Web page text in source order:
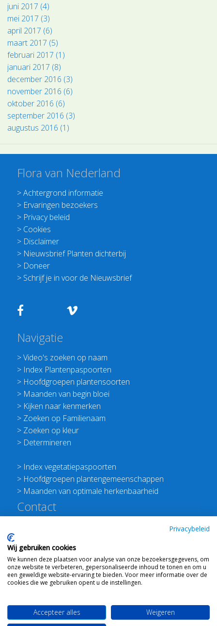
juni 2017 (4)
mei 2017 (3)
april 2017 (6)
maart 2017 (5)
februari 2017 (1)
januari 2017 (8)
december 2016 (3)
november 2016 (6)
oktober 2016 (6)
september 2016 (3)
augustus 2016 (1)
Flora van Nederland
>Achtergrond informatie
> Ervaringen bezoekers
> Privacy beleid
> Cookies
> Disclaimer
> Nieuwsbrief Planten dichterbij
> Doneer
> Schrijf je in voor de Nieuwsbrief
Navigatie
>Video's zoeken op naam
> Index Plantenpaspoorten
> Hoofdgroepen plantensoorten
> Maanden van begin bloei
> Kijken naar kenmerken
> Zoeken op Familienaam
> Zoeken op kleur
> Determineren
> Index vegetatiepaspoorten
> Hoofdgroepen plantengemeenschappen
> Maanden van optimale herkenbaarheid
Contact
E:info@floravannederland.nl
Plein 1992 70F 6221JP Maastricht
T: 06 41237586
KVK: 76114821 btw: NL860512289B01
Privacybeleid
Wij gebruiken cookies
We kunnen deze plaatsen voor analyse van onze bezoekersgegevens, om
onze website te verbeteren, gepersonaliseerde inhoud te tonen en om u
een geweldige website-ervaring te bieden. Voor meer informatie over de
cookies die we gebruiken opent u de instellingen.
Accepteer alles Weigeren